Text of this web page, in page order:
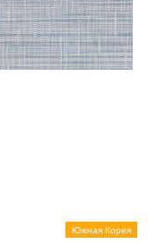
Южная Корея